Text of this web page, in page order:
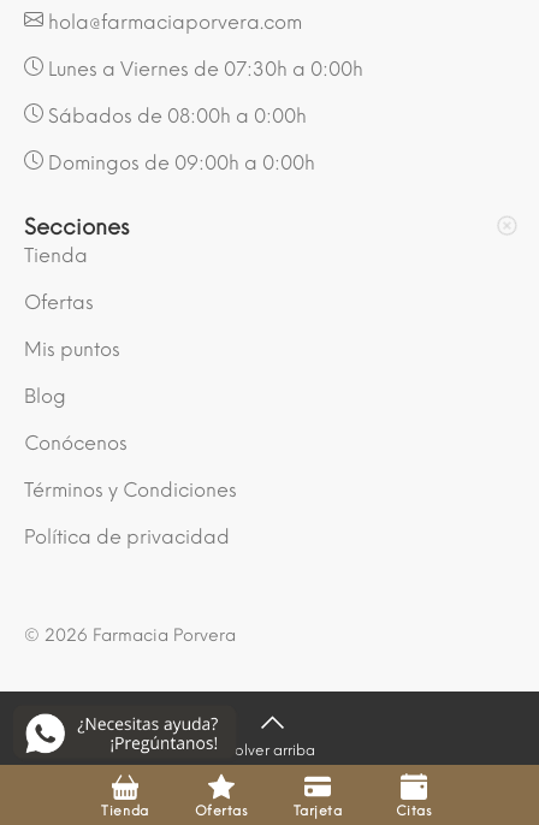
hola@farmaciaporvera.com
Lunes a Viernes de 07:30h a 0:00h
Sábados de 08:00h a 0:00h
Domingos de 09:00h a 0:00h
Secciones
Tienda
Ofertas
Mis puntos
Blog
Conócenos
Términos y Condiciones
Política de privacidad
© 2026 Farmacia Porvera
Volver arriba
Tienda Ofertas Tarjeta Citas